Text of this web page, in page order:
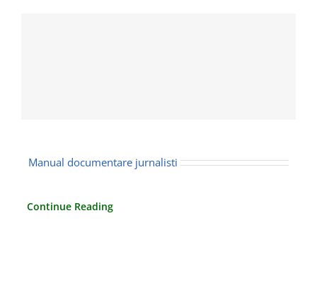
Manual documentare jurnalisti
Continue Reading